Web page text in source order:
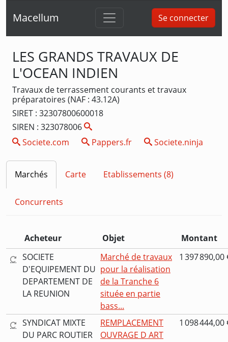
Macellum Se connecter
LES GRANDS TRAVAUX DE
L'OCEAN INDIEN
Travaux de terrassement courants et travaux
préparatoires (NAF : 43.12A)
SIRET : 32307800600018
SIREN : 323078006
Societe.com
Pappers.fr Societe.ninja
Marchés Carte Etablissements (8)
Concurrents
Acheteur Objet
Montant
SOCIETE
D'EQUIPEMENT DU
DEPARTEMENT DE
LA REUNION
Marché de travaux
pour la réalisation
de la Tranche 6
située en partie
bass...
1 397 890,00
SYNDICAT MIXTE
DU PARC ROUTIER
REMPLACEMENT
OUVRAGE D ART
1 098 444,00